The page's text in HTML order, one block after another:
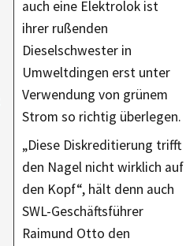
auch eine Elektrolok ist
ihrer rußenden
Dieselschwester in
Umweltdingen erst unter
Verwendung von grünem
Strom so richtig überlegen.
„Diese Diskreditierung trifft
den Nagel nicht wirklich auf
den Kopf“, hält denn auch
SWL-Geschäftsführer
Raimund Otto den